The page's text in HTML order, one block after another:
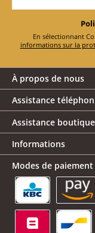
informations sur la
À propos de nous
Assistance
Assistance boutique
Informations
Modes de paiement
KBC/CBC